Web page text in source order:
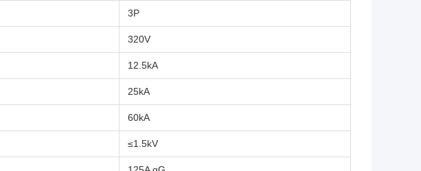
3P
320V
12.5kA
25kA
60kA
≤1.5kV